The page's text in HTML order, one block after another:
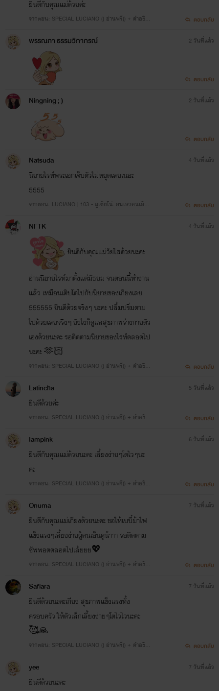
ยินดีกับคุณแม่ด้วยค่ะ
จากตอน: SPECIAL LUCIANO (( อ่านฟรี)) + คำอธิบ
ตอบกลับ
พรรณภา ธรรมวิภาภรณ์ 2 วันที่แล้ว
ตอบกลับ
Ningning ; ) 2 วันที่แล้ว
ตอบกลับ
Natsuda
นิยายไรท์พระเอกเจ็บตัวไม่หยุดเลยเนอะ
5555
จากตอน: LUCIANO | 103 - ลูเซียโน่..คนเลวคนเดิม
4 วันที่แล้ว
ตอบกลับ
NFTK
ยินดีกับคุณแม่วัยใสด้วยนะคะ
อ่านนิยายไรท์มาตั้งแต่มัธยม จนตอนนี้ทำงาน
แล้ว เหมือนเติบโตไปกับนิยายของเกียงเลย
555555 ยินดีด้วยจริงๆ นะคะ ปลื้มปริ่มตาม
ไปด้วยเลยจริงๆ ยังไงก็ดูแลสุขภาพร่างกายตัว
เองด้วยนะคะ รอติดตามนิยายของไรท์ตลอดไป
นะคะ 🫶🏻
จากตอน: SPECIAL LUCIANO (( อ่านฟรี)) + คำอธิบ
4 วันที่แล้ว
ตอบกลับ
Latincha
ยินดีด้วยค่ะ
จากตอน: SPECIAL LUCIANO (( อ่านฟรี)) + คำอธิบ
5 วันที่แล้ว
ตอบกลับ
Iampink
ยินดีกับคุณแม่ด้วยนะคะ เลี้ยงง่ายๆโตไวๆนะ
คะ
จากตอน: SPECIAL LUCIANO (( อ่านฟรี)) + คำอธิบ
6 วันที่แล้ว
ตอบกลับ
Onuma
ยินดีกับคุณแม่เกียงด้วยนะคะ ขอให้เบบี๋ม้าไฟ
แข็งแรงๆเลี้ยงง่ายผู้คนเอ็นดูน้าาา รอติดตาม
ซัพพอตตลอดไปเล้ยยย💖
จากตอน: SPECIAL LUCIANO (( อ่านฟรี)) + คำอธิบ
7 วันที่แล้ว
ตอบกลับ
Safiara
ยินดีด้วยนะคะเกียง สุขภาพแข็งแรงทั้ง
ครอบครัว ให้ตัวเล็กเลี้ยงง่ายๆโตไวไวนะคะ
🥰🙏
จากตอน: SPECIAL LUCIANO (( อ่านฟรี)) + คำอธิบ
7 วันที่แล้ว
ตอบกลับ
yee
ยินดีด้วยนะคะ
7 วันที่แล้ว